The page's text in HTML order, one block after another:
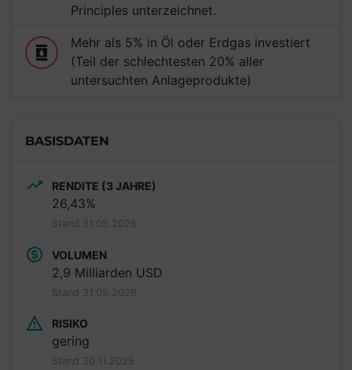
Principles unterzeichnet.
Mehr als 5% in Öl oder Erdgas investiert
(Teil der schlechtesten 20% aller
untersuchten Anlageprodukte)
BASISDATEN
RENDITE (3 JAHRE)
26,43%
Stand 31.05.2026
VOLUMEN
2,9 Milliarden USD
Stand 31.05.2026
RISIKO
gering
Stand 30.11.2025